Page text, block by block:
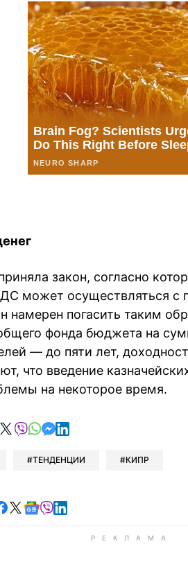
закон, согласно
может осуществляться с
намерен погасить таким
фонда бюджета на
— до пяти лет,
что введение
на некоторое время.
в Telegram
в Facebook
поделиться в X
отправить в Viber
отправить в Whatsapp
отправить в Messenger
отправить в LinkedIn
ТЕНДЕНЦИИ КИПР
в Telegram
Читайте в Facebook
Читайте в X
Читайте в Google news
Читайте в Viber
Читайте в LinkedIn